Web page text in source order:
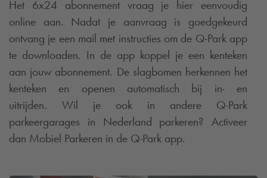
Het 6x24 abonnement vraag je hier eenvoudig
online aan. Nadat je aanvraag is goedgekeurd
ontvang je een mail met instructies om de Q-Parkapp
te downloaden. In de app koppel je een kenteken
aan jouw abonnement. De slagbomen herkennen het
kenteken en openen automatisch bij in- en
uitrijden. Wil je ook in andere Q-Park
parkeergarages in Nederland parkeren? Activeer
dan Mobiel Parkeren in de Q-Park app.